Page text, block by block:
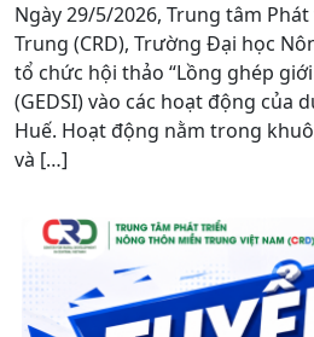
Ngày 29/5/2026, Trung tâm
Trung (CRD), Trường Đại học
tổ chức hội thảo “Lồng ghép
(GEDSI) vào các hoạt động của
Huế. Hoạt động nằm trong
và […]